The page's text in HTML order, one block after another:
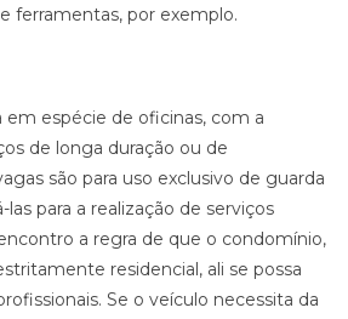
ferramentas, por exemplo.
em espécie de oficinas, com a
de longa duração ou de
são para uso exclusivo de guarda
las para a realização de serviços
a regra de que o condomínio,
residencial, ali se possa
Se o veículo necessita da